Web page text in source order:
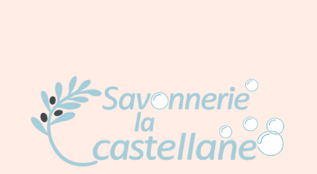
choisies
sur
la
page